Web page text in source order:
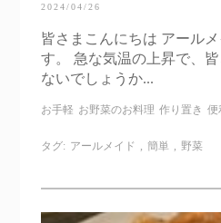
2024/04/26
皆さまこんにちは アール
す。 急な気温の上昇で、
ないでしょうか...
お手軽 お野菜のお料理 作り置き 便
タグ: アールメイド , 簡単 , 野菜